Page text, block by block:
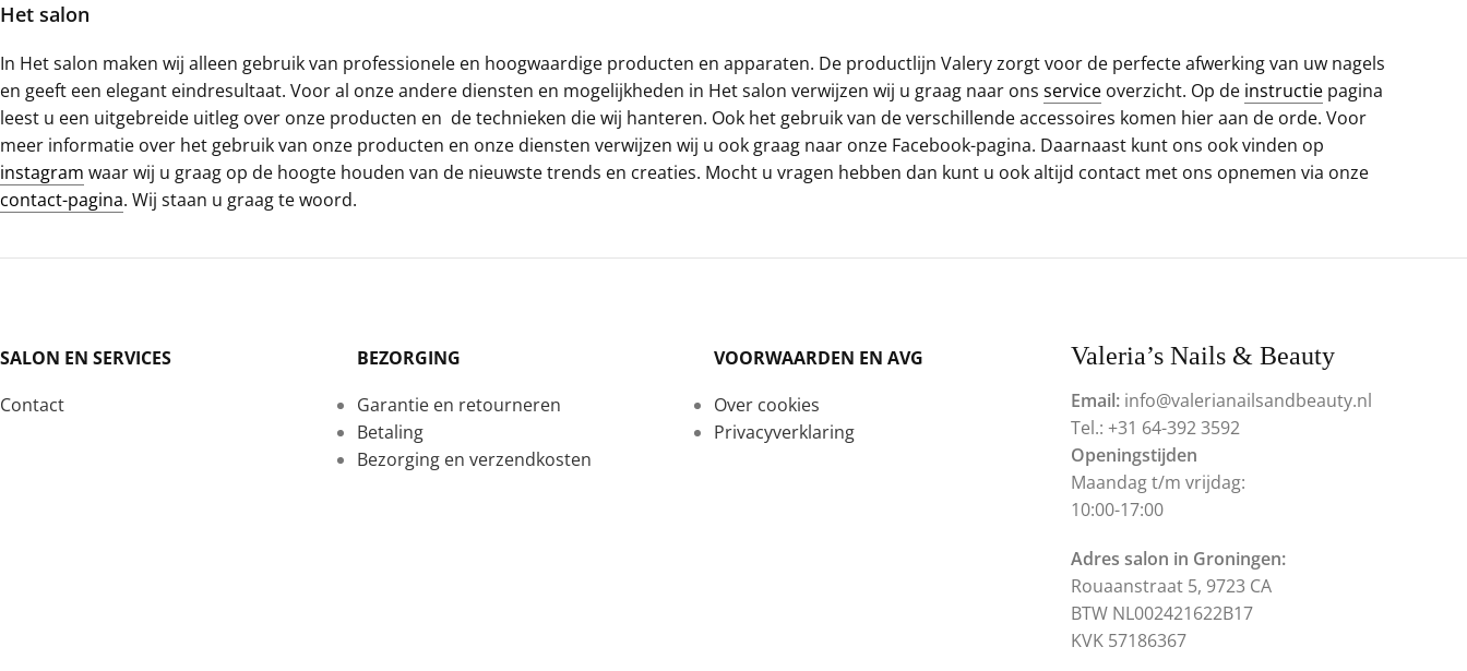
Het salon
In Het salon maken wij alleen gebruik van professionele en hoogwaardige producten en apparaten. De productlijn Valery zorgt voor de perfecte afwerking van uw nagels
en geeft een elegant eindresultaat. Voor al onze andere diensten en mogelijkheden in Het salon verwijzen wij u graag naar ons service overzicht. Op de instructie pagina
leest u een uitgebreide uitleg over onze producten en de technieken die wij hanteren. Ook het gebruik van de verschillende accessoires komen hier aan de orde. Voor
meer informatie over het gebruik van onze producten en onze diensten verwijzen wij u ook graag naar onze Facebook-pagina. Daarnaast kunt ons ook vinden op
instagram waar wij u graag op de hoogte houden van de nieuwste trends en creaties. Mocht u vragen hebben dan kunt u ook altijd contact met ons opnemen via onze
contact-pagina. Wij staan u graag te woord.
SALON EN SERVICES
Contact
BEZORGING
Garantie en retourneren
Betaling
Bezorging en verzendkosten
VOORWAARDEN EN AVG
Over cookies
Privacyverklaring
Valeria’s Nails & Beauty
Email: info@valerianailsandbeauty.nl
Tel.: +31 64-392 3592
Openingstijden
Maandag t/m vrijdag:
10:00-17:00
Adres salon in Groningen:
Rouaanstraat 5, 9723 CA
BTW NL002421622B17
KVK 57186367